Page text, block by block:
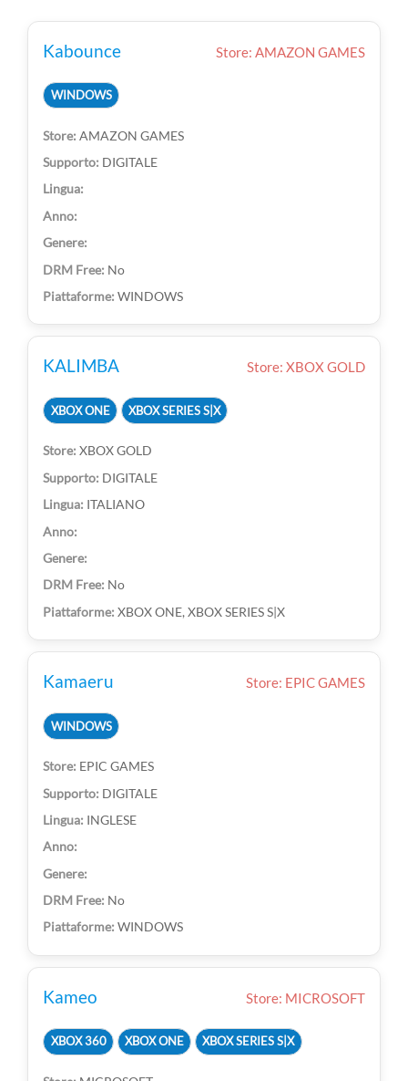
Kabounce Store: AMAZON GAMES
WINDOWS
AMAZON GAMES
DIGITALE
No
WINDOWS
KALIMBA Store: XBOX GOLD
XBOX ONE XBOX SERIES S|X
XBOX GOLD
DIGITALE
ITALIANO
No
XBOX ONE, XBOX SERIES S|X
Kamaeru Store: EPIC GAMES
WINDOWS
EPIC GAMES
DIGITALE
INGLESE
No
WINDOWS
Kameo Store: MICROSOFT
XBOX 360 XBOX ONE XBOX SERIES S|X